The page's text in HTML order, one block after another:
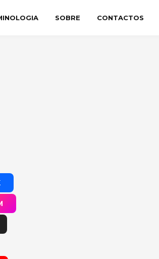
SOBRE CONTACTOS